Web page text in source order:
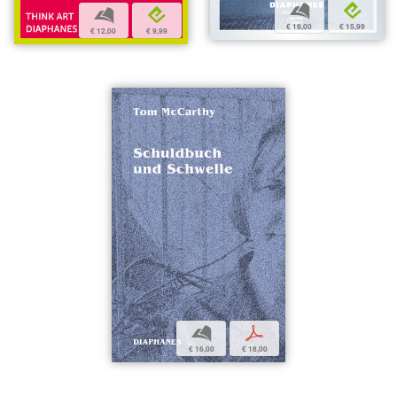
b
€ 12,00
e
€ 9,99
b
€ 18,00
e
€ 15,99
b
€ 16,00
p
€ 18,00